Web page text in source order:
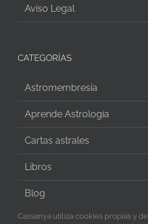
Aviso Legal
CATEGORÍAS
Astromembresía
Aprende Astrología
Cartas astrales
Libros
Blog
Cassanya utiliza cookies propias y de